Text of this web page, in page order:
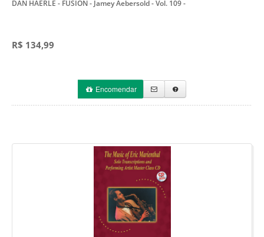
DAN HAERLE - FUSION - Jamey Aebersold - Vol. 109-
R$ 134,99
Encomendar